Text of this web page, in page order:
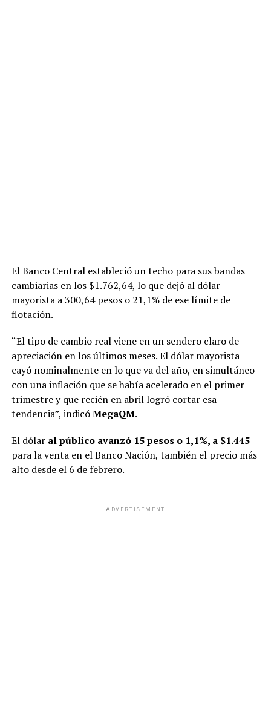
El Banco Central estableció un techo para sus bandas
cambiarias en los $1.762,64, lo que dejó al dólar
mayorista a 300,64 pesos o 21,1% de ese límite de
flotación.
“El tipo de cambio real viene en un sendero claro de
apreciación en los últimos meses. El dólar mayorista
cayó nominalmente en lo que va del año, en simultáneo
con una inflación que se había acelerado en el primer
trimestre y que recién en abril logró cortar esa
tendencia”, indicóMegaQM.
El dólar al público avanzó 15 pesos o 1,1%, a $1.445
para la venta en el Banco Nación, también el precio más
alto desde el 6 de febrero.
ADVERTISEMENT